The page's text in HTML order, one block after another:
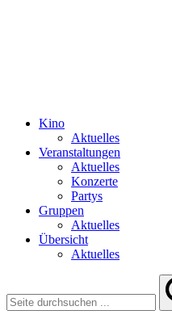
Kino
Aktuelles
Veranstaltungen
Aktuelles
Konzerte
Partys
Gruppen
Aktuelles
Übersicht
Aktuelles